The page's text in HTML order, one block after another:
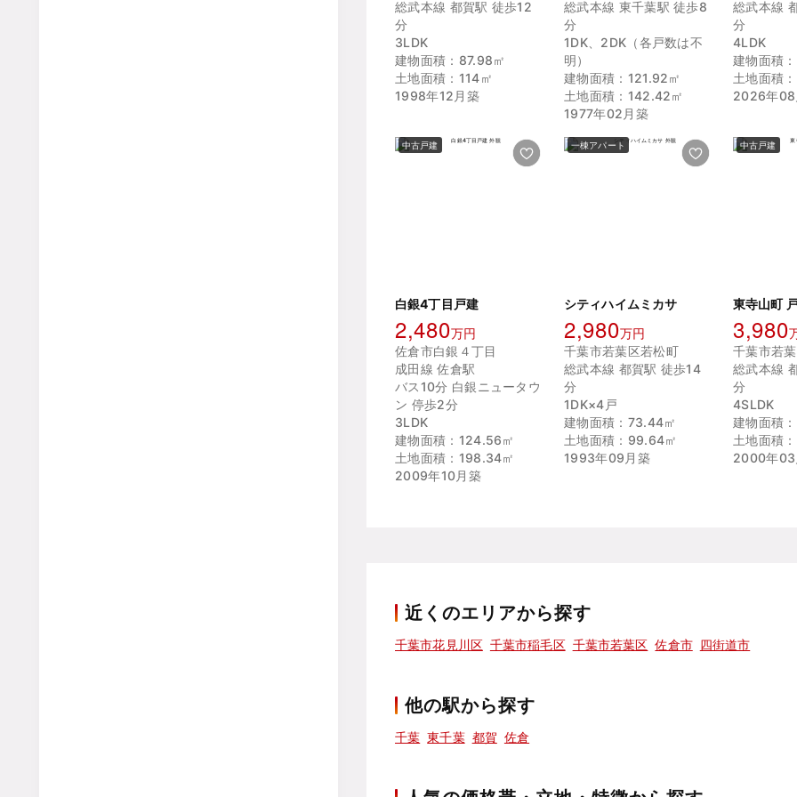
総武本線 都賀駅 徒歩12
分
3LDK
建物面積：87.98㎡
土地面積：114㎡
1998年12月築
総武本線 東千葉駅 徒歩8
分
1DK、2DK（各戸数は不
明）
建物面積：121.92㎡
土地面積：142.42㎡
1977年02月築
総武本線
分
4LDK
建物面積
土地面積
2026年08
中古戸建
白銀4丁目戸建
2,480万円
佐倉市白銀４丁目
成田線 佐倉駅
バス10分 白銀ニュータウ
ン 停歩2分
3LDK
建物面積：124.56㎡
土地面積：198.34㎡
2009年10月築
一棟アパート
シティハイムミカサ
2,980万円
千葉市若葉区若松町
総武本線 都賀駅 徒歩14
分
1DK×4戸
建物面積：73.44㎡
土地面積：99.64㎡
1993年09月築
中古戸建
東寺山町
3,980
千葉市若
総武本線
分
4SLDK
建物面積
土地面積
2000年03
近くのエリアから探す
千葉市花見川区 千葉市稲毛区 千葉市若葉区 佐倉市 四街道市
他の駅から探す
千葉 東千葉 都賀 佐倉